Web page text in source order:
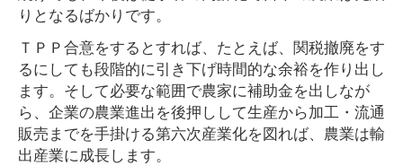
りとなるばかりです。
ＴＰＰ合意をするとすれば、たとえば、関税撤廃をす
るにしても段階的に引き下げ時間的な余裕を作り出し
ます。そして必要な範囲で農家に補助金を出しなが
ら、企業の農業進出を後押しして生産から加工・流通
販売までを手掛ける第六次産業化を図れば、農業は輸
出産業に成長します。